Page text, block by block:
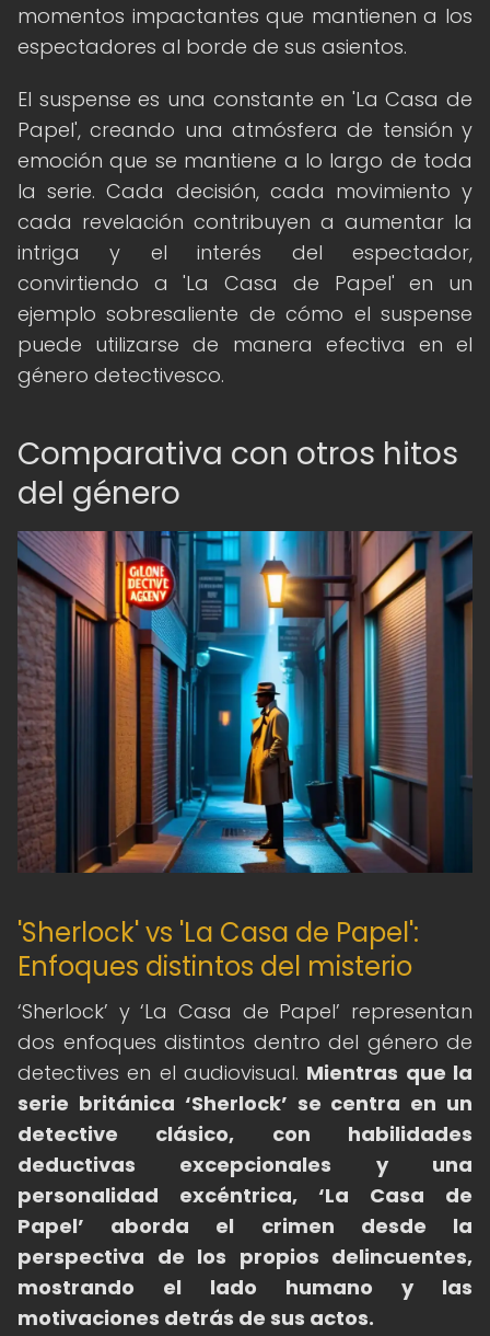
momentos impactantes que mantienen a los
espectadores al borde de sus asientos.
El suspense es una constante en 'La Casa de
Papel', creando una atmósfera de tensión y
emoción que se mantiene a lo largo de toda
la serie. Cada decisión, cada movimiento y
cada revelación contribuyen a aumentar la
intriga y el interés del espectador,
convirtiendo a 'La Casa de Papel' en un
ejemplo sobresaliente de cómo el suspense
puede utilizarse de manera efectiva en el
género detectivesco.
Comparativa con otros hitos
del género
'Sherlock' vs 'La Casa de Papel':
Enfoques distintos del misterio
‘Sherlock’ y ‘La Casa de Papel’ representan
dos enfoques distintos dentro del género de
detectives en el audiovisual. Mientras que la
serie británica ‘Sherlock’ se centra en un
detective clásico, con habilidades
deductivas excepcionales y una
personalidad excéntrica, ‘La Casa de
Papel’ aborda el crimen desde la
perspectiva de los propios delincuentes,
mostrando el lado humano y las
motivaciones detrás de sus actos.